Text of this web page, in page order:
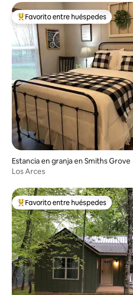
De los mejores en Favorito entre
Favorito entre huéspedes
Estancia en granja en Smiths Grove
Los Arces
De los mejores en Favorito entre
Favorito entre huéspedes